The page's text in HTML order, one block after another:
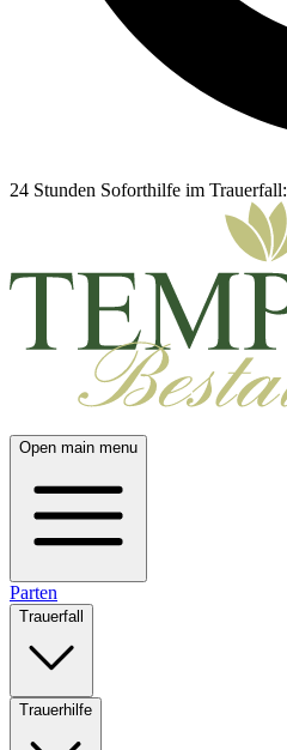
24 Stunden Soforthilfe im Trauerfall:
Open main menu
Parten
Trauerfall
Trauerhilfe